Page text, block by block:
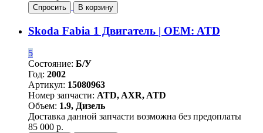
Спросить В корзину
Skoda Fabia 1 Двигатель | OEM: ATD
5
Состояние: Б/У
Год: 2002
Артикул: 15080963
Номер запчасти: ATD, AXR, ATD
Объем: 1.9, Дизель
Доставка данной запчасти возможна без предоплаты
85 000 р.